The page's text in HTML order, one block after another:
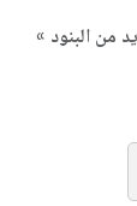
من البنود »